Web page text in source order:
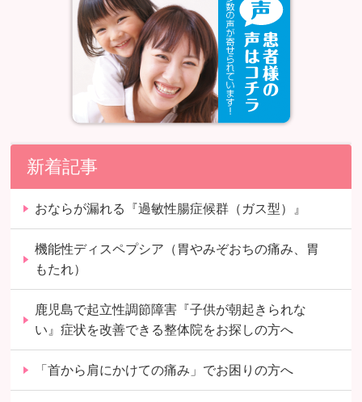
新着記事
おならが漏れる『過敏性腸症候群（ガス型）』
機能性ディスペプシア（胃やみぞおちの痛み、胃
もたれ）
鹿児島で起立性調節障害『子供が朝起きられな
い』症状を改善できる整体院をお探しの方へ
「首から肩にかけての痛み」でお困りの方へ